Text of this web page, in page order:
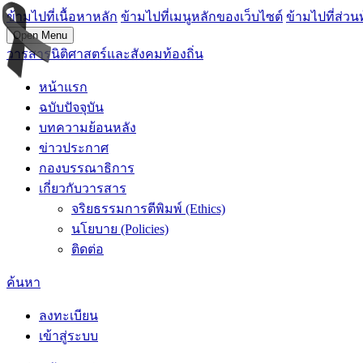
ข้ามไปที่เนื้อหาหลัก ข้ามไปที่เมนูหลักของเว็บไซต์ ข้ามไปที่ส่วน
Open Menu
วารสารนิติศาสตร์และสังคมท้องถิ่น
หน้าแรก
ฉบับปัจจุบัน
บทความย้อนหลัง
ข่าวประกาศ
กองบรรณาธิการ
เกี่ยวกับวารสาร
จริยธรรมการตีพิมพ์ (Ethics)
นโยบาย (Policies)
ติดต่อ
ค้นหา
ลงทะเบียน
เข้าสู่ระบบ